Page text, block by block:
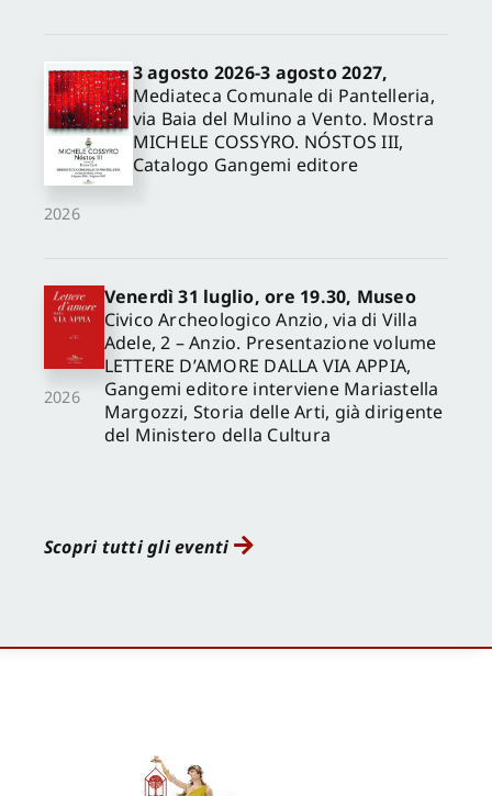
2026
3 agosto 2026-3 agosto 2027,
Mediateca Comunale di Pantelleria,
via Baia del Mulino a Vento. Mostra
MICHELE COSSYRO. NÓSTOS III,
Catalogo Gangemi editore
2026
Venerdì 31 luglio, ore 19.30, Museo
Civico Archeologico Anzio, via di Villa
Adele, 2 – Anzio. Presentazione volume
LETTERE D’AMORE DALLA VIA APPIA,
Gangemi editore interviene Mariastella
Margozzi, Storia delle Arti, già dirigente
del Ministero della Cultura
Scopri tutti gli eventi